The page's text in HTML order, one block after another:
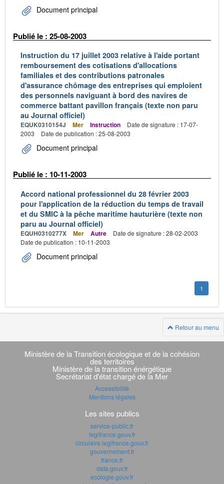
Document principal
Publié le : 25-08-2003
Instruction du 17 juillet 2003 relative à l'aide portant
remboursement des cotisations d'allocations
familiales et des contributions patronales
d'assurance chômage des entreprises qui emploient
des personnels naviguant à bord des navires de
commerce battant pavillon français (texte non paru
au Journal officiel)
EQUK0310154J Mer Instruction
Date de signature : 17-07-
2003
Date de publication : 25-08-2003
Document principal
Publié le : 10-11-2003
Accord national professionnel du 28 février 2003
pour l'application de la réduction du temps de travail
et du SMIC à la pêche maritime hauturière (texte non
paru au Journal officiel)
EQUH0310277X Mer Autre
Date de signature : 28-02-2003
Date de publication : 10-11-2003
Document principal
1
Retour au menu
Navigation
transverse
Ministère de la Transition écologique et de la cohésion
des territoires
Ministère de la transition énérgétique
Secrétariat d'état chargé de la Mer
Accessibilité
Mentions légales
Les sites publics
service-public.fr
legifrance.gouv.fr
circulaire.legifrance.gouv.fr
gouvernement.fr
france.fr
data.gouv.fr
ecologie.gouv.fr